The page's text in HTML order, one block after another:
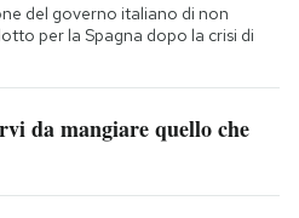
del governo italiano di non
per la Spagna dopo la crisi di
da mangiare quello che